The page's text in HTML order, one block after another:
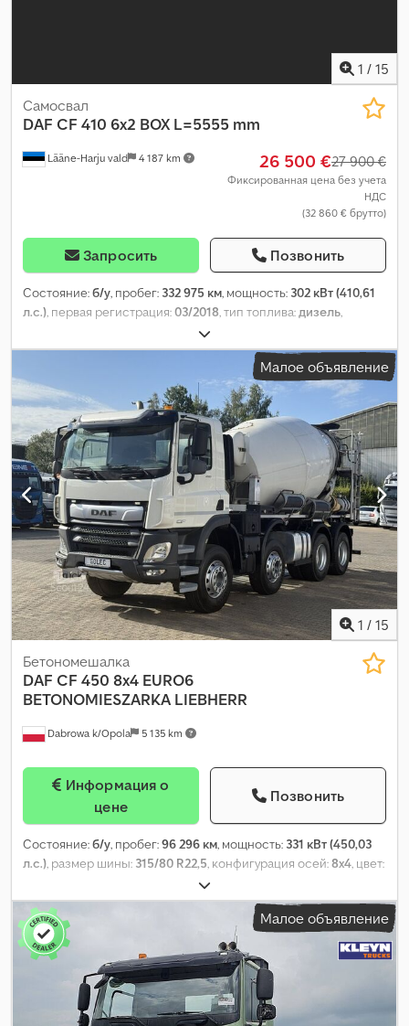
1 / 15
Lääne-Harju vald 4 187 km
Самосвал
DAF CF 410 6x2 BOX L=5555 mm
26 500 €27 900 €
Фиксированная цена без учета
НДС
(32 860 € брутто)
Запросить Позвонить
Состояние:б/у, пробег: 332 975 км, мощность: 302 кВт (410,61
л.с.), первая регистрация:03/2018, тип топлива:дизель,
, колесная база:
дизель, кабина водителя:спальный отсек (кабина), тип
, класс выбросов:Евро 6,
подвеска:
сталь-воздух , общая длина:8 450 мм
, общая
ширина:2 550 мм, общая высота:3 190 мм, длина грузового
отсека:5 550 мм, ширина пространства для загрузки:2 380 мм,
высота грузового отсека:980 мм, Год выпуска:
,
Оборудование:блокировка дифференциала, бортовой
компьютер, кондиционер, круиз-контроль, отопитель
стояночный, подогрев сиденья, центральный замок,
электрорегулировка стекол, электрорегулируемое
зеркало,
Малое объявление
1 / 15
Dabrowa k/Opola 5 135 km
Бетономешалка
DAF CF 450 8x4 EURO6
BETONOMIESZARKA LIEBHERR
цене
Позвонить
Состояние:б/у, пробег:96 296 км, мощность: 331 кВт (450,03
л.с.) , размер шины: 315/80 R22,5 , конфигурация осей:8x4 , цвет:
автоматический
6, подвеска:сталь, Год выпуска:2021, Оборудование:ABS,
блокировка дифференциала, кондиционер,
противотуманные фары, центральный замок,
электрорегулировка стекол, электрорегулируемое
, = Дополнительные опции и оборудование = -
Климат-контроль - Мост с двухскатными колесами -
Радиоприемник Dsdpfxjztgtzs Acgock - Стекло на крыше =
Малое объявление